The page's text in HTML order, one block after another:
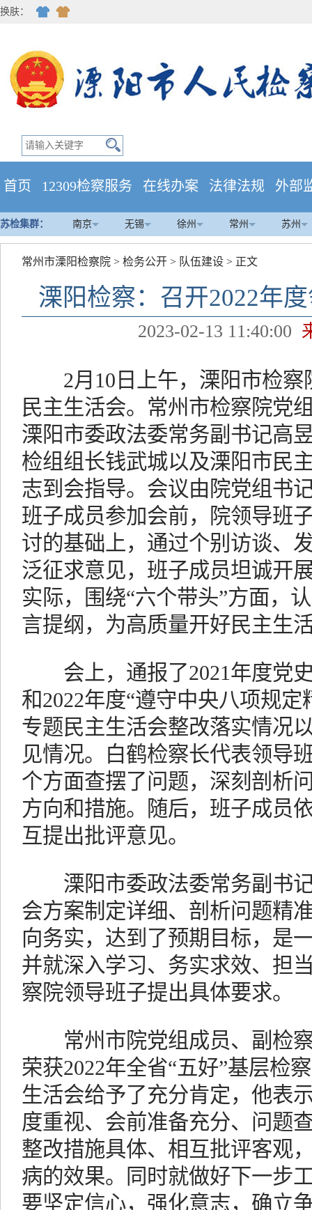
换肤：
首页 12309检察服务 在线办案 法律法规 外部
苏检集群： 南京 无锡 徐州 常州 苏州
常州市溧阳检察院 > 检务公开 > 队伍建设 > 正文
溧阳检察：召开2022年
2023-02-13 11:40:00
2月10日上午，溧阳市检察
民主生活会。常州市检察院党
溧阳市委政法委常务副书记高
检组组长钱武城以及溧阳市民
志到会指导。会议由院党组书
班子成员参加会前，院领导班
讨的基础上，通过个别访谈、
泛征求意见，班子成员坦诚开
实际，围绕“六个带头”方面，
言提纲，为高质量开好民主生
会上，通报了2021年度党
和2022年度“遵守中央八项规
专题民主生活会整改落实情况
见情况。白鹤检察长代表领导
个方面查摆了问题，深刻剖析
方向和措施。随后，班子成员
互提出批评意见。
溧阳市委政法委常务副书记
会方案制定详细、剖析问题精
向务实，达到了预期目标，是
并就深入学习、务实求效、担
察院领导班子提出具体要求。
常州市院党组成员、副检察
荣获2022年全省“五好”基层检
生活会给予了充分肯定，他表
度重视、会前准备充分、问题
整改措施具体、相互批评客观
病的效果。同时就做好下一步
要坚定信心，强化意志，确立